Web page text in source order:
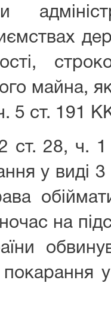
майна,
5 ст. 191
ст. 28, ч.
у виді
на